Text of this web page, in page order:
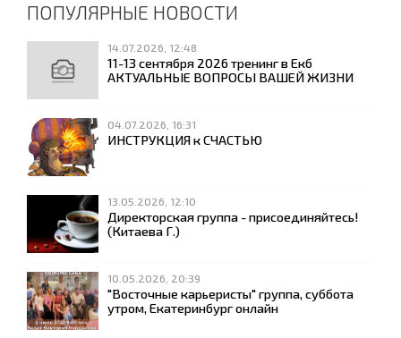
ПОПУЛЯРНЫЕ НОВОСТИ
14.07.2026, 12:48
11-13 сентября 2026 тренинг в Екб
АКТУАЛЬНЫЕ ВОПРОСЫ ВАШЕЙ ЖИЗНИ
04.07.2026, 16:31
ИНСТРУКЦИЯ к СЧАСТЬЮ
13.05.2026, 12:10
Директорская группа - присоединяйтесь!
(Китаева Г.)
10.05.2026, 20:39
"Восточные карьеристы" группа, суббота
утром, Екатеринбург онлайн